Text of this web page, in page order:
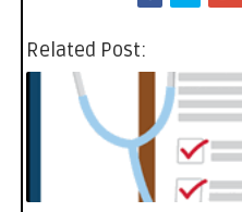
Related Post: